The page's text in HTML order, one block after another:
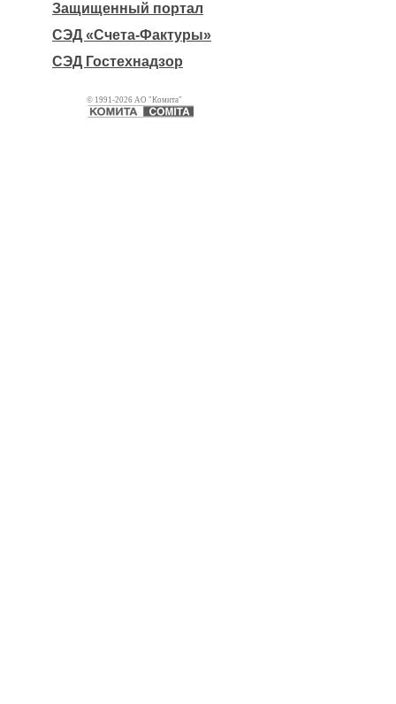
Защищенный портал
СЭД «Счета-Фактуры»
СЭД Гостехнадзор
© 1991-2026 АО "Комита"